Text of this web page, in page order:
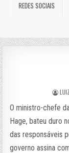
REDES SOCIAIS
O ministro-chefe
Hage, bateu duro
das responsáveis
governo assina